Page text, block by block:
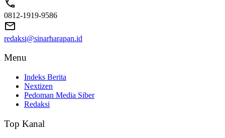
0812-1919-9586
redaksi@sinarharapan.id
Menu
Indeks Berita
Nextizen
Pedoman Media Siber
Redaksi
Top Kanal